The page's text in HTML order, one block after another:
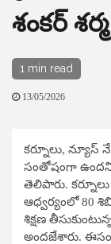
శంకర్ శర్మ
1 min read
13/05/2026
కర్నూలు, న్యూస్​
సంతోషంగా ఉందని
తెలిపారు. కర్నూలు
ఆధ్వర్యంలో 80
శిక్షణ
అందజేశారు.